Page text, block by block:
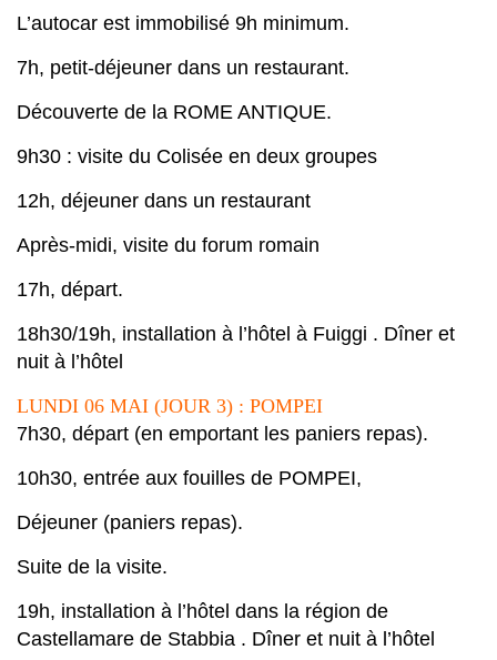
L’autocar est immobilisé 9h minimum.
7h, petit-déjeuner dans un restaurant.
Découverte de la ROME ANTIQUE.
9h30 : visite du Colisée en deux groupes
12h, déjeuner dans un restaurant
Après-midi, visite du forum romain
17h, départ.
18h30/19h, installation à l’hôtel à Fuiggi . Dîner et
nuit à l’hôtel
LUNDI 06 MAI (JOUR 3) : POMPEI
7h30, départ (en emportant les paniers repas).
10h30, entrée aux fouilles de POMPEI,
Déjeuner (paniers repas).
Suite de la visite.
19h, installation à l’hôtel dans la région de
Castellamare de Stabbia . Dîner et nuit à l’hôtel